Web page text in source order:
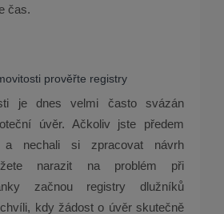
čas.
prověřte registry
je dnes velmi často svázán
úvěr. Ačkoliv jste předem
a nechali si zpracovat návrh
narazit na problém při
začnou registry dlužníků
kdy žádost o úvěr skutečně